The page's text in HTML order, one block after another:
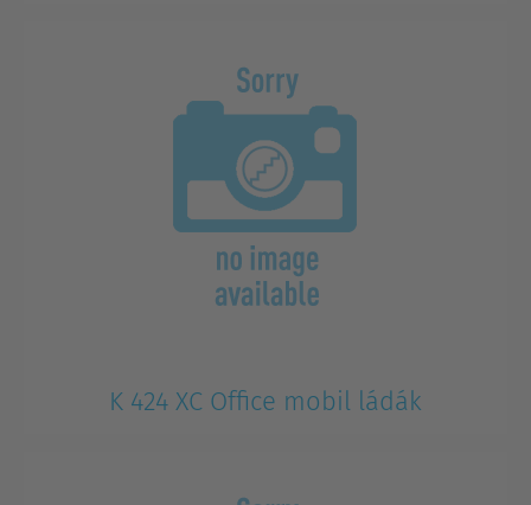
K 424 XC Office mobil ládák